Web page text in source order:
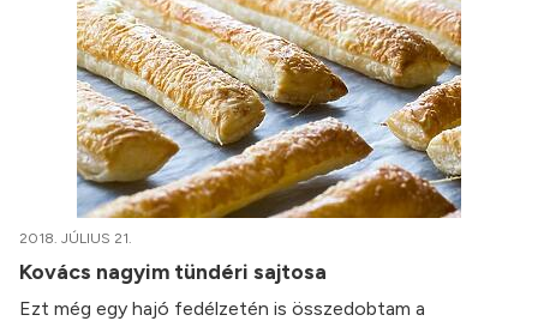
2018. JÚLIUS 21.
Kovács nagyim tündéri sajtosa
Ezt még egy hajó fedélzetén is összedobtam a